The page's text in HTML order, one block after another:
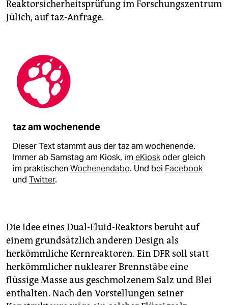
Reaktorsicherheitsprüfung im Forschungszentrum
Jülich, auf taz-Anfrage.
taz am wochenende
Dieser Text stammt aus der taz am wochenende.
Immer ab Samstag am Kiosk, im eKioskoder gleich
im praktischen Wochenendabo. Und bei Facebook
und Twitter.
Die Idee eines Dual-Fluid-Reaktors beruht auf
einem grundsätzlich anderen Design als
herkömmliche Kernreaktoren. Ein DFR soll statt
herkömmlicher nuklearer Brennstäbe eine
flüssige Masse aus geschmolzenem Salz und Blei
enthalten. Nach den Vorstellungen seiner